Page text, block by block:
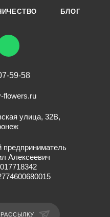
БЛОГ
59-58
flowers.ru
улица, 32В,
Алексеевич